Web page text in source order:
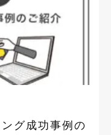
グ成功事例の